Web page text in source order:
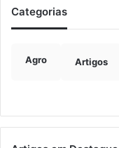
Categorias
Agro Artigos